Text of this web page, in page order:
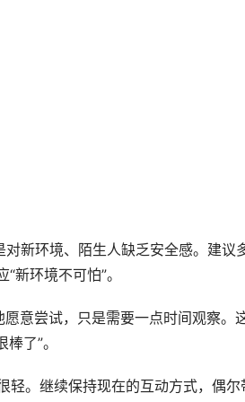
新环境、陌生人缺乏安全感。建议
新环境不可怕”。
意尝试，只是需要一点时间观察。
了”。
。继续保持现在的互动方式，偶尔